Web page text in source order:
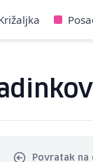
Povratak na